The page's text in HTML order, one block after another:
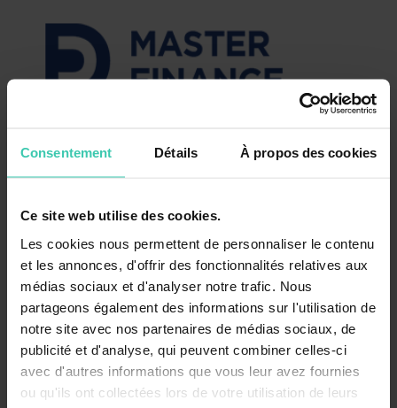
Consentement Détails À propos des cookies
Ce site web utilise des cookies.
Les cookies nous permettent de personnaliser le contenu
et les annonces, d'offrir des fonctionnalités relatives aux
médias sociaux et d'analyser notre trafic. Nous
partageons également des informations sur l'utilisation de
notre site avec nos partenaires de médias sociaux, de
publicité et d'analyse, qui peuvent combiner celles-ci
avec d'autres informations que vous leur avez fournies
ou qu'ils ont collectées lors de votre utilisation de leurs